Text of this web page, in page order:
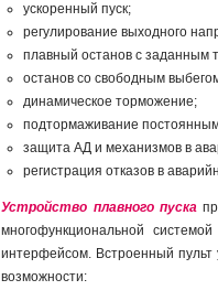
ускоренный пуск;
регулирование выходного
плавный останов с заданным
останов со свободным
динамическое торможение;
подтормаживание
защита АД и механизмов в
регистрация отказов в
Устройство плавного пуска
многофункциональной
интерфейсом. Встроенный пульт
возможности: